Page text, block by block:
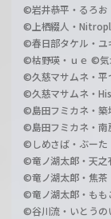
©岩井恭平・るろお
©上栖綴人・
©春日部タケル・ユ
©枯野瑛・ｕｅ ©気
©久慈マサムネ・平
©久慈マサムネ・
©島田フミカネ・築
©島田フミカネ・南
©しめさば・ぶーた
©竜ノ湖太郎・天之
©竜ノ湖太郎・焦茶
©竜ノ湖太郎・もも
©谷川流・いとうの